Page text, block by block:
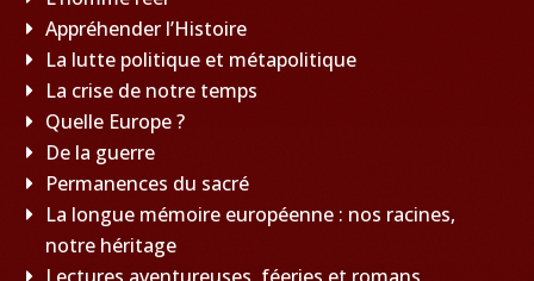
Appréhender l’Histoire
La lutte politique et métapolitique
La crise de notre temps
Quelle Europe ?
De la guerre
Permanences du sacré
La longue mémoire européenne : nos racines,
notre héritage